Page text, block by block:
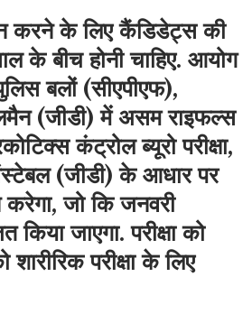
करने के लिए कैंडिडेट्स की
बीच होनी चाहिए. आयोग
बलों (सीएपीएफ),
(जीडी) में असम राइफल्स
कंट्रोल ब्यूरो परीक्षा,
(जीडी) के आधार पर
जो कि जनवरी
जाएगा. परीक्षा को
परीक्षा के लिए